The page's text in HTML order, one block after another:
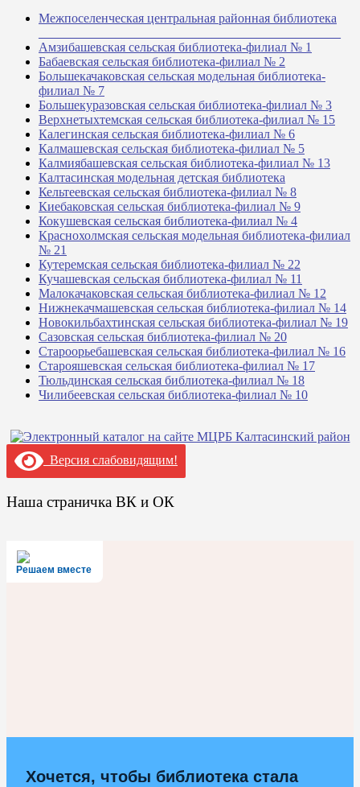
Межпоселенческая центральная районная библиотека
Амзибашевская сельская библиотека-филиал № 1
Бабаевская сельская библиотека-филиал № 2
Большекачаковская сельская модельная библиотека-
филиал № 7
Большекуразовская сельская библиотека-филиал № 3
Верхнетыхтемская сельская библиотека-филиал № 15
Калегинская сельская библиотека-филиал № 6
Калмашевская сельская библиотека-филиал № 5
Калмиябашевская сельская библиотека-филиал № 13
Калтасинская модельная детская библиотека
Кельтеевская сельская библиотека-филиал № 8
Киебаковская сельская библиотека-филиал № 9
Кокушевская сельская библиотека-филиал № 4
Краснохолмская сельская модельная библиотека-филиал
№ 21
Кутеремская сельская библиотека-филиал № 22
Кучашевская сельская библиотека-филиал № 11
Малокачаковская сельская библиотека-филиал № 12
Нижнекачмашевская сельская библиотека-филиал № 14
Новокильбахтинская сельская библиотека-филиал № 19
Сазовская сельская библиотека-филиал № 20
Староорьебашевская сельская библиотека-филиал № 16
Старояшевская сельская библиотека-филиал № 17
Тюльдинская сельская библиотека-филиал № 18
Чилибеевская сельская библиотека-филиал № 10
Версия слабовидящим!
Наша страничка ВК и ОК
Решаем вместе
Хочется, чтобы библиотека стала